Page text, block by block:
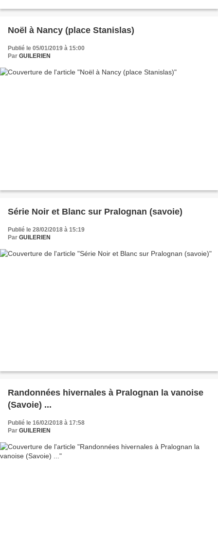
Noël à Nancy (place Stanislas)
Publié le 05/01/2019 à 15:00
Par GUILERIEN
Série Noir et Blanc sur Pralognan (savoie)
Publié le 28/02/2018 à 15:19
Par GUILERIEN
Randonnées hivernales à Pralognan la vanoise
(Savoie) ...
Publié le 16/02/2018 à 17:58
Par GUILERIEN